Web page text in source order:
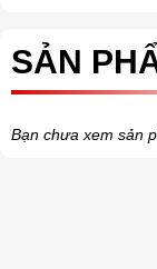
SẢN
Bạn chưa xem sản